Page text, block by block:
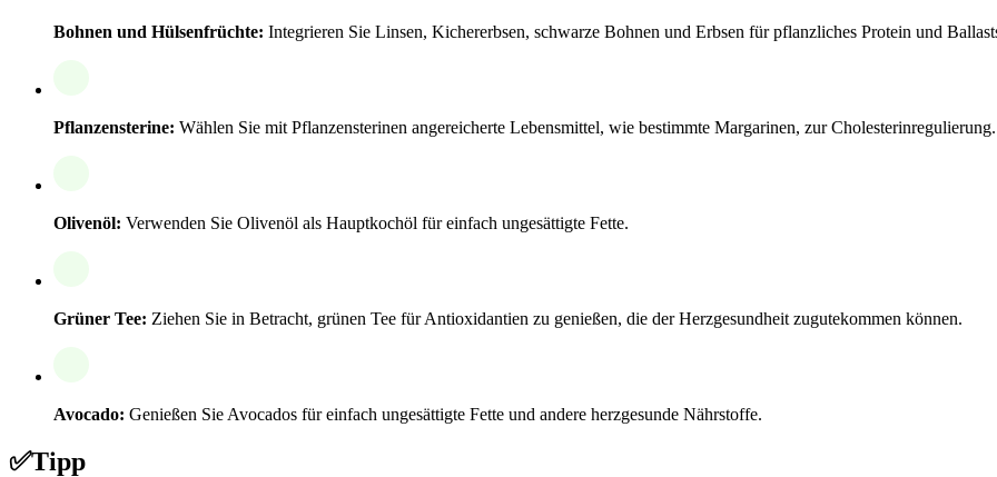
Bohnen und Hülsenfrüchte: Integrieren Sie Linsen, Kichererbsen, schwarze Bohnen und Erbsen für pflanzliches Protein und
Pflanzensterine: Wählen Sie mit Pflanzensterinen angereicherte Lebensmittel, wie bestimmte Margarinen, zur Cholesterinregulierung.
Olivenöl: Verwenden Sie Olivenöl als Hauptkochöl für einfach ungesättigte Fette.
Grüner Tee: Ziehen Sie in Betracht, grünen Tee für Antioxidantien zu genießen, die der Herzgesundheit zugutekommen können.
Avocado: Genießen Sie Avocados für einfach ungesättigte Fette und andere herzgesunde Nährstoffe.
✅Tipp